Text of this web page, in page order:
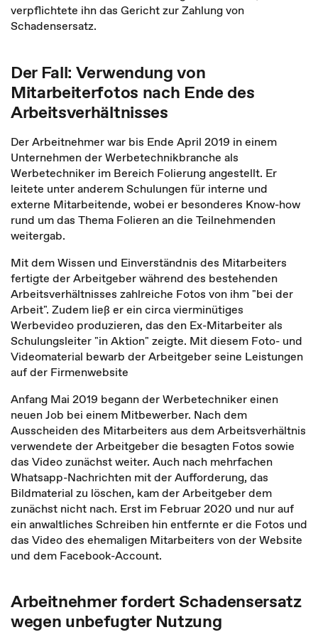
verpflichtete ihn das Gericht zur Zahlung von
Schadensersatz.
Der Fall: Verwendung von
Mitarbeiterfotos nach Ende des
Arbeitsverhältnisses
Der Arbeitnehmer war bis Ende April 2019 in einem
Unternehmen der Werbetechnikbranche als
Werbetechniker im Bereich Folierung angestellt. Er
leitete unter anderem Schulungen für interne und
externe Mitarbeitende, wobei er besonderes Know-how
rund um das Thema Folieren an die Teilnehmenden
weitergab.
Mit dem Wissen und Einverständnis des Mitarbeiters
fertigte der Arbeitgeber während des bestehenden
Arbeitsverhältnisses zahlreiche Fotos von ihm "bei der
Arbeit". Zudem ließ er ein circa vierminütiges
Werbevideo produzieren, das den Ex-Mitarbeiter als
Schulungsleiter "in Aktion" zeigte. Mit diesem Foto- und
Videomaterial bewarb der Arbeitgeber seine Leistungen
auf der Firmenwebsite
Anfang Mai 2019 begann der Werbetechniker einen
neuen Job bei einem Mitbewerber. Nach dem
Ausscheiden des Mitarbeiters aus dem Arbeitsverhältnis
verwendete der Arbeitgeber die besagten Fotos sowie
das Video zunächst weiter. Auch nach mehrfachen
Whatsapp-Nachrichten mit der Aufforderung, das
Bildmaterial zu löschen, kam der Arbeitgeber dem
zunächst nicht nach. Erst im Februar 2020 und nur auf
ein anwaltliches Schreiben hin entfernte er die Fotos und
das Video des ehemaligen Mitarbeiters von der Website
und dem Facebook-Account.
Arbeitnehmer fordert Schadensersatz
wegen unbefugter Nutzung